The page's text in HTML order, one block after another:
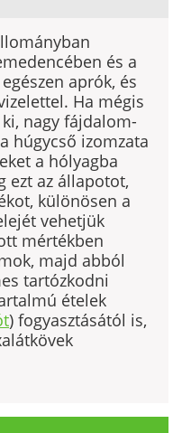
és a
aprók, és
Ha mégis
ki, nagy fájdalom­
húgycső izomzata
a hólyagba
ezt az állapotot,
különösen a
vehetjük
mértékben
majd abból
tartózkodni
ételek
) fogyasztásától is,